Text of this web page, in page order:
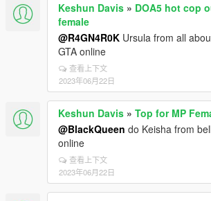
Keshun Davis » DOA5 hot cop
female
@R4GN4R0K Ursula from all
GTA online
查看上下文
2023年06月22日
Keshun Davis » Top for MP
@BlackQueen do Keisha from
online
查看上下文
2023年06月22日